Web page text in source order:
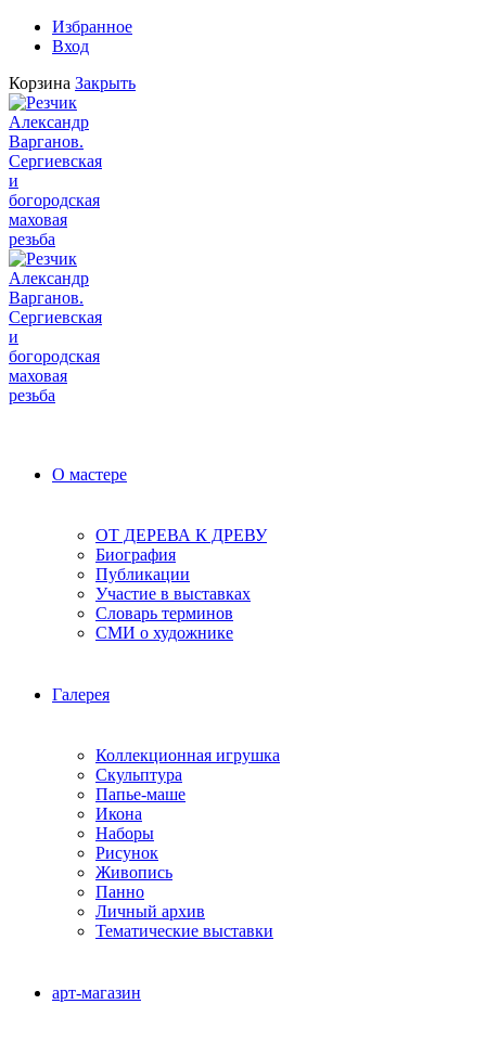
Избранное
Вход
Корзина Закрыть
О мастере
ОТ ДЕРЕВА К ДРЕВУ
Биография
Публикации
Участие в выставках
Словарь терминов
СМИ о художнике
Галерея
Коллекционная игрушка
Скульптура
Папье-маше
Икона
Наборы
Рисунок
Живопись
Панно
Личный архив
Тематические выставки
арт-магазин